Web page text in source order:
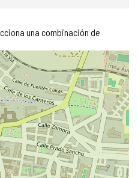
una combinación de